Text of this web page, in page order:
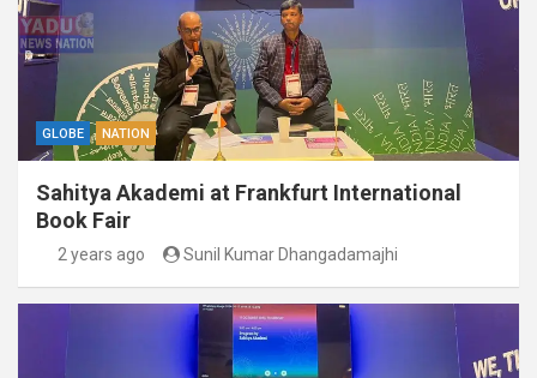
GLOBE NATION
Sahitya Akademi at Frankfurt International
Book Fair
2 years ago Sunil Kumar Dhangadamajhi